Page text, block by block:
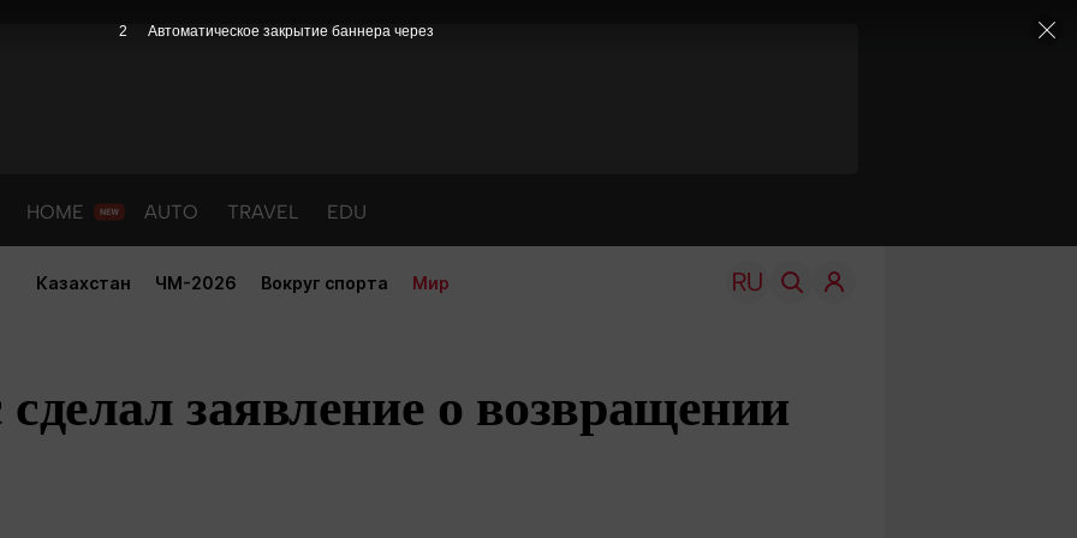
HOME AUTO TRAVEL EDU
Казахстан ЧМ-2026 Вокруг спорта Мир
заявление о возвращении
1 Автоматическое закрытие баннера через